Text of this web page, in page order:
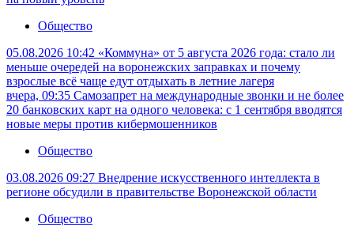
Общество
05.08.2026 10:42 «Коммуна» от 5 августа 2026 года: стало ли
меньше очередей на воронежских заправках и почему
взрослые всё чаще едут отдыхать в летние лагеря
вчера, 09:35 Самозапрет на международные звонки и не более
20 банковских карт на одного человека: с 1 сентября вводятся
новые меры против кибермошенников
Общество
03.08.2026 09:27 Внедрение искусственного интеллекта в
регионе обсудили в правительстве Воронежской области
Общество